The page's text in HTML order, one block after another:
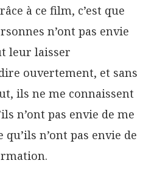
à ce film, c’est que
n’ont pas envie
leur laisser
ouvertement, et sans
ils ne me connaissent
n’ont pas envie de me
n’ont pas envie de